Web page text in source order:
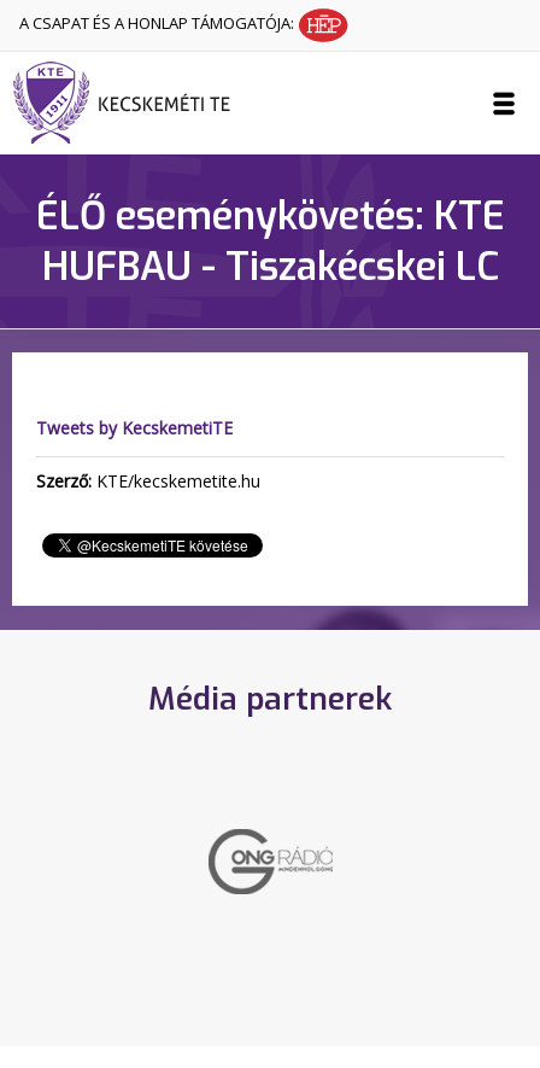
A CSAPAT ÉS A HONLAP TÁMOGATÓJA:
ÉLŐ eseménykövetés: KTE
HUFBAU - Tiszakécskei LC
Tweets by KecskemetiTE
Szerző: KTE/kecskemetite.hu
Média partnerek